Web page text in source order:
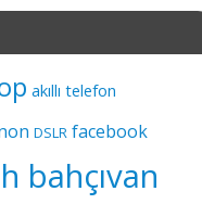
akıllı telefon
DSLR facebook
bahçıvan